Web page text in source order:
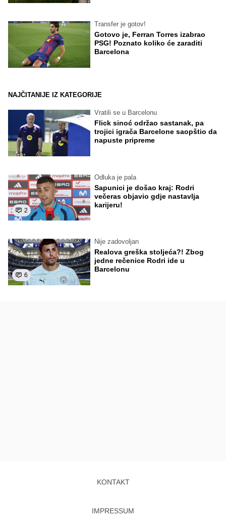
Transfer je gotov!
Gotovo je, Ferran Torres izabrao
PSG! Poznato koliko će zaraditi
Barcelona
NAJČITANIJE IZ KATEGORIJE
Vratili se u Barcelonu
Flick sinoć održao sastanak, pa
trojici igrača Barcelone saopštio da
napuste pripreme
2
Odluka je pala
Sapunici je došao kraj: Rodri
večeras objavio gdje nastavlja
karijeru!
6
Nije zadovoljan
Realova greška stoljeća?! Zbog
jedne rečenice Rodri ide u
Barcelonu
KONTAKT
IMPRESSUM